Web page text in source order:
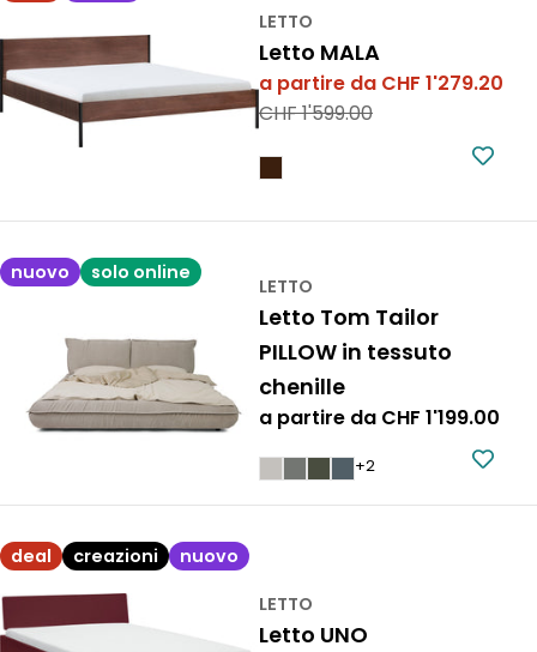
LETTO
Letto MALA
Prezzo
vendita
a partire da CHF 1'279.20
Prezzo
CHF 1'599.00
nuovo solo online
LETTO
Letto Tom Tailor
PILLOW in tessuto
chenille
Prezzo
a partire da CHF 1'199.00
+2
deal creazioni nuovo
LETTO
Letto UNO